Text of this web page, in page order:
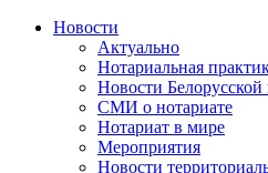
Новости
Актуально
Нотариальная
Новости
СМИ о нотариате
Нотариат в мире
Мероприятия
Новости